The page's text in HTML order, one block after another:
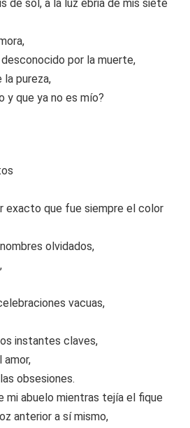
de sol, a la luz ebria de mis siete
por la muerte,
pureza,
y que ya no es mío?
exacto que fue siempre el color
olvidados,
vacuas,
instantes claves,
obsesiones.
mi abuelo mientras tejía el fique
anterior a sí mismo,